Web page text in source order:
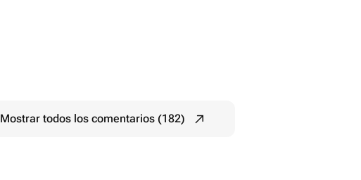
Mostrar todos los comentarios (182)